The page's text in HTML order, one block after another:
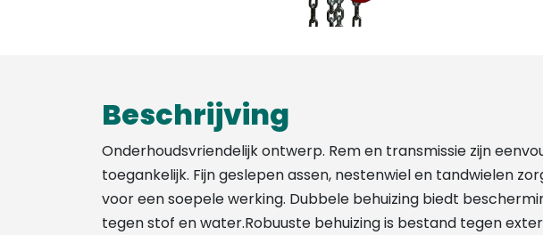
Beschrijving
Onderhoudsvriendelijk ontwerp. Rem en transmissie zijn
toegankelijk. Fijn geslepen assen, nestenwiel en tandwielen
voor een soepele werking. Dubbele behuizing biedt
tegen stof en water.Robuuste behuizing is bestand tegen